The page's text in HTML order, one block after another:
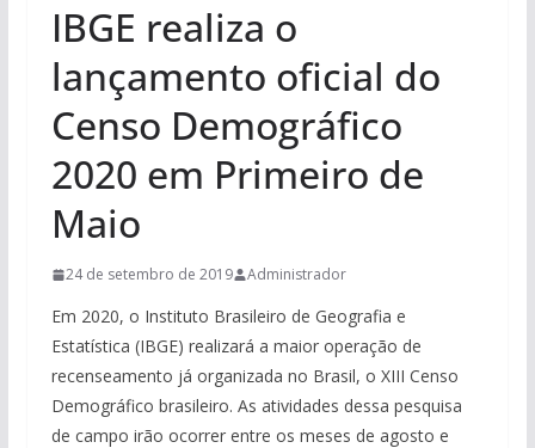
IBGE realiza o
lançamento oficial do
Censo Demográfico
2020 em Primeiro de
Maio
24 de setembro de 2019 Administrador
Em 2020, o Instituto Brasileiro de Geografia e
Estatística (IBGE) realizará a maior operação de
recenseamento já organizada no Brasil, o XIII Censo
Demográfico brasileiro. As atividades dessa pesquisa
de campo irão ocorrer entre os meses de agosto e